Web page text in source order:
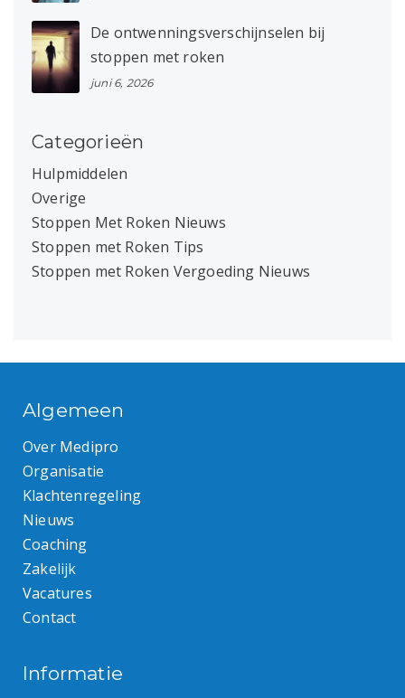
De ontwenningsverschijnselen bij
stoppen met roken
juni 6, 2026
Categorieën
Hulpmiddelen
Overige
Stoppen Met Roken Nieuws
Stoppen met Roken Tips
Stoppen met Roken Vergoeding Nieuws
Algemeen
Over Medipro
Organisatie
Klachtenregeling
Nieuws
Coaching
Zakelijk
Vacatures
Contact
Informatie